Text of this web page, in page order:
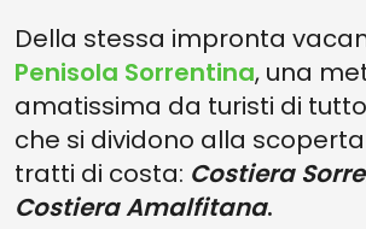
Della stessa impronta
Penisola Sorrentina, una
amatissima da turisti di
che si dividono alla
tratti di costa: Costiera
Costiera Amalfitana.